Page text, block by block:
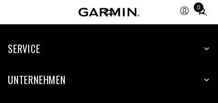
0
Total
items
cart:
SERVICE
UNTERNEHMEN